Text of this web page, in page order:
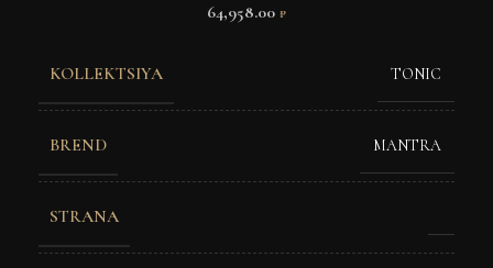
64,958.00 ₽
KOLLEKTSIYA TONIC
BREND MANTRA
STRANA